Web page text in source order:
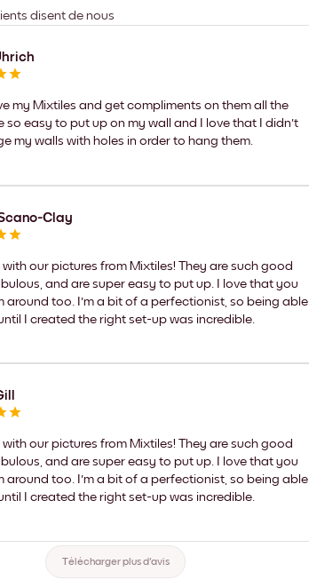
disent de nous
my Mixtiles and get compliments on them all the
so easy to put up on my wall and I love that I didn't
my walls with holes in order to hang them.
Clay
our pictures from Mixtiles! They are such good
and are super easy to put up. I love that you
around too. I'm a bit of a perfectionist, so being able
I created the right set-up was incredible.
with our pictures from Mixtiles! They are such good
and are super easy to put up. I love that you
around too. I'm a bit of a perfectionist, so being able
I created the right set-up was incredible.
Télécharger plus d'avis